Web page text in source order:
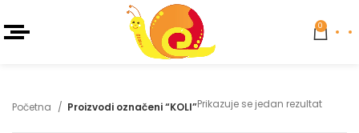
0
Početna Proizvodi označeni “KOLI”Prikazuje se jedan rezultat